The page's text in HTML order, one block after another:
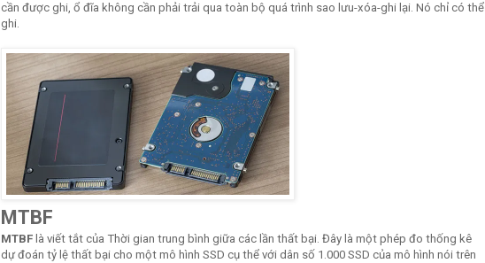
cần được ghi, ổ đĩa không cần phải trải qua toàn bộ quá trình sao lưu-xóa-ghi lại. Nó chỉ có thể
ghi.
MTBF
MTBF là viết tắt của Thời gian trung bình giữa các lần thất bại. Đây là một phép đo thống kê
dự đoán tỷ lệ thất bại cho một mô hình SSD cụ thể với dân số 1.000 SSD của mô hình nói trên